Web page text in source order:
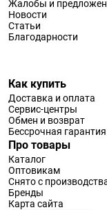
Жалобы и
Новости
Статьи
Благодарности
Как купить
Доставка и оплата
Сервис-центры
Обмен и возврат
Бессрочная гарантия
Про товары
Каталог
Оптовикам
Снято с
Бренды
Карта сайта